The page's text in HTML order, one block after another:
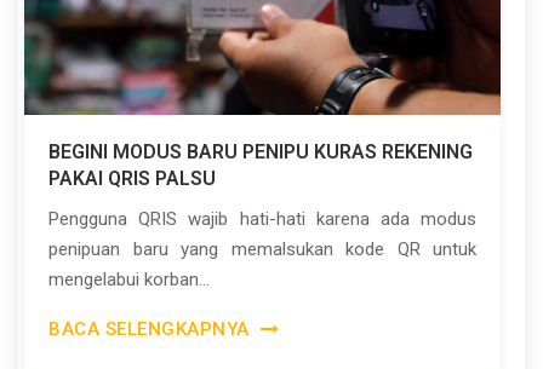
BEGINI MODUS BARU PENIPU KURAS REKENING
PAKAI QRIS PALSU
Pengguna QRIS wajib hati-hati karena ada modus
penipuan baru yang memalsukan kode QR untuk
mengelabui korban...
BACA SELENGKAPNYA